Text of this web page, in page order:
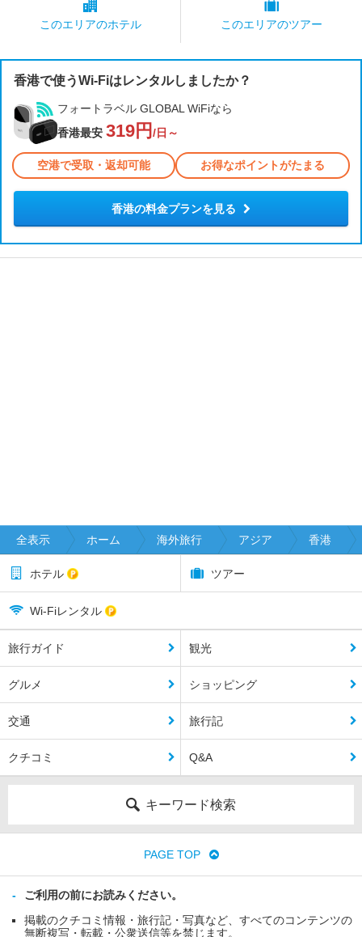
このエリアのホテル このエリアのツアー
香港で使うWi-Fiはレンタルしましたか？
フォートラベル GLOBAL WiFiなら
香港最安 319円 /日～
空港で受取・返却可能 お得なポイントがたまる
香港の料金プランを見る
全表示 ホーム 海外旅行 アジア 香港
ホテル ツアー
Wi-Fiレンタル
旅行ガイド 観光
グルメ ショッピング
交通 旅行記
クチコミ Q&A
キーワード検索
PAGE TOP
ご利用の前にお読みください。
掲載のクチコミ情報・旅行記・写真など、すべてのコンテンツの
無断複写・転載・公衆送信等を禁じます。